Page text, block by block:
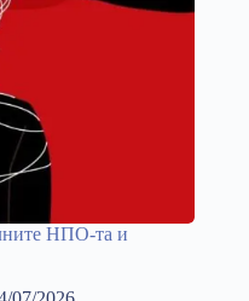
НПО-та и